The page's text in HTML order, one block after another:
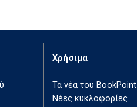
Χρήσιμα
Τα νέα του BookPoint
Νέες κυκλοφορίες